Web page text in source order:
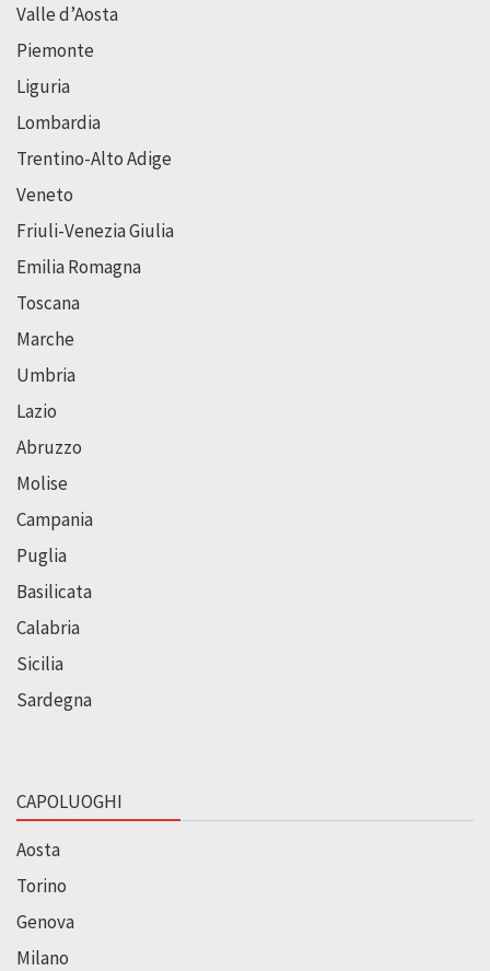
Valle d’Aosta
Piemonte
Liguria
Lombardia
Trentino-Alto Adige
Veneto
Friuli-Venezia Giulia
Emilia Romagna
Toscana
Marche
Umbria
Lazio
Abruzzo
Molise
Campania
Puglia
Basilicata
Calabria
Sicilia
Sardegna
CAPOLUOGHI
Aosta
Torino
Genova
Milano